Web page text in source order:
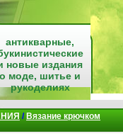
антикварные,
новые издания
о моде, шитье и
рукоделиях
/ Вязание крючком